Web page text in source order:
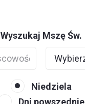
Wyszukaj Mszę Św.
Niedziela
Dni powszednie